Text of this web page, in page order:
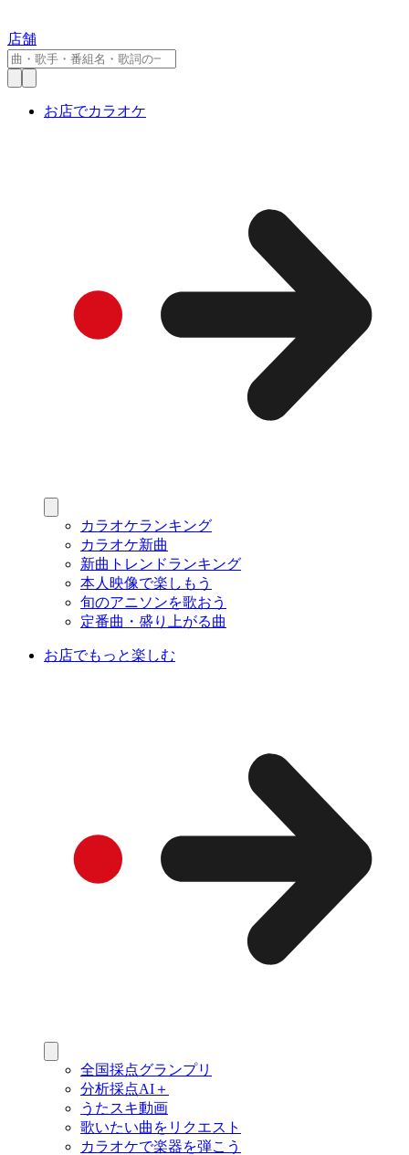
店舗
お店でカラオケ
カラオケランキング
カラオケ新曲
新曲トレンドランキング
本人映像で楽しもう
旬のアニソンを歌おう
定番曲・盛り上がる曲
お店でもっと楽しむ
全国採点グランプリ
分析採点AI＋
うたスキ動画
歌いたい曲をリクエスト
カラオケで楽器を弾こう